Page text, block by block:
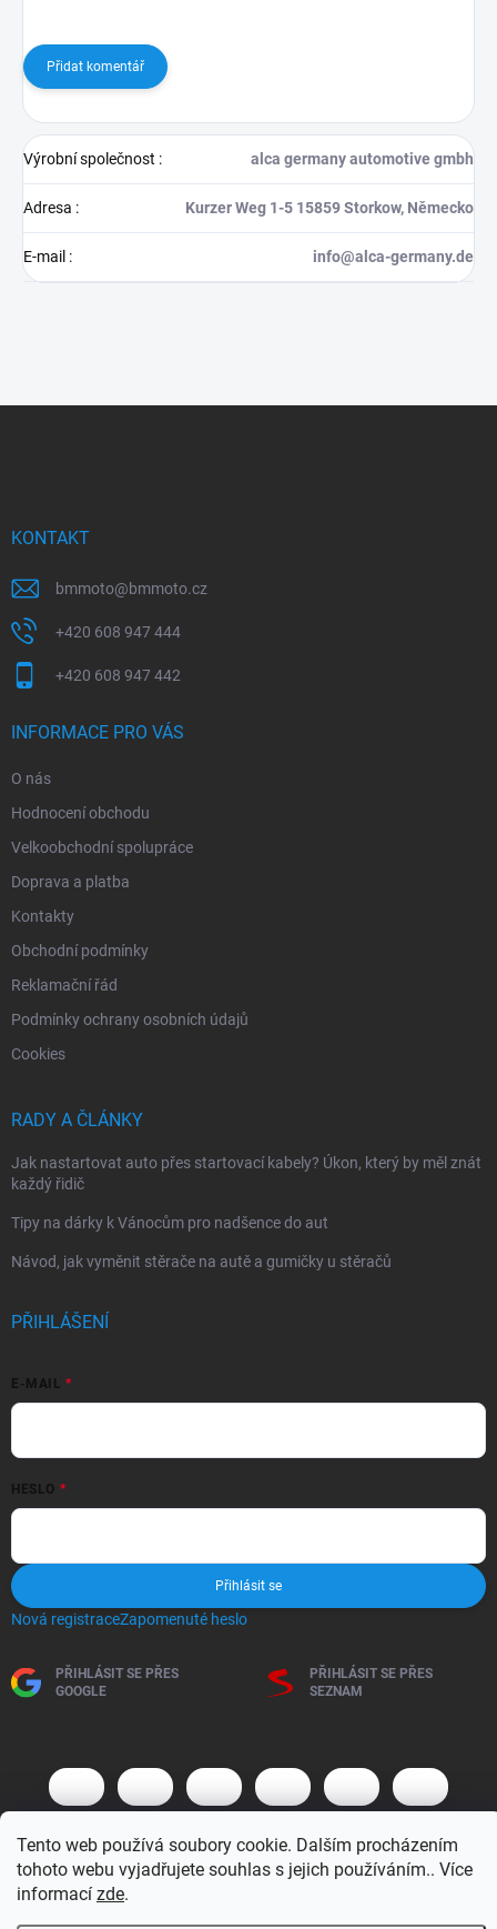
Tento web používá soubory cookie. Dalším procházením
tohoto webu vyjadřujete souhlas s jejich používáním.. Více
informací zde.
Přidat komentář
Výrobní společnost : alca germany automotive gmbh
Adresa : Kurzer Weg 1-5 15859 Storkow, Německo
E-mail : info@alca-germany.de
KONTAKT
bmmoto@bmmoto.cz
+420 608 947 444
+420 608 947 442
INFORMACE PRO VÁS
O nás
Hodnocení obchodu
Velkoobchodní spolupráce
Doprava a platba
Kontakty
Obchodní podmínky
Reklamační řád
Podmínky ochrany osobních údajů
Cookies
RADY A ČLÁNKY
Jak nastartovat auto přes startovací kabely? Úkon, který by měl znát
každý řidič
Tipy na dárky k Vánocům pro nadšence do aut
Návod, jak vyměnit stěrače na autě a gumičky u stěračů
PŘIHLÁŠENÍ
E-MAIL
HESLO
Přihlásit se
Nová registraceZapomenuté heslo
PŘIHLÁSIT SE PŘES
GOOGLE
PŘIHLÁSIT SE PŘES
SEZNAM